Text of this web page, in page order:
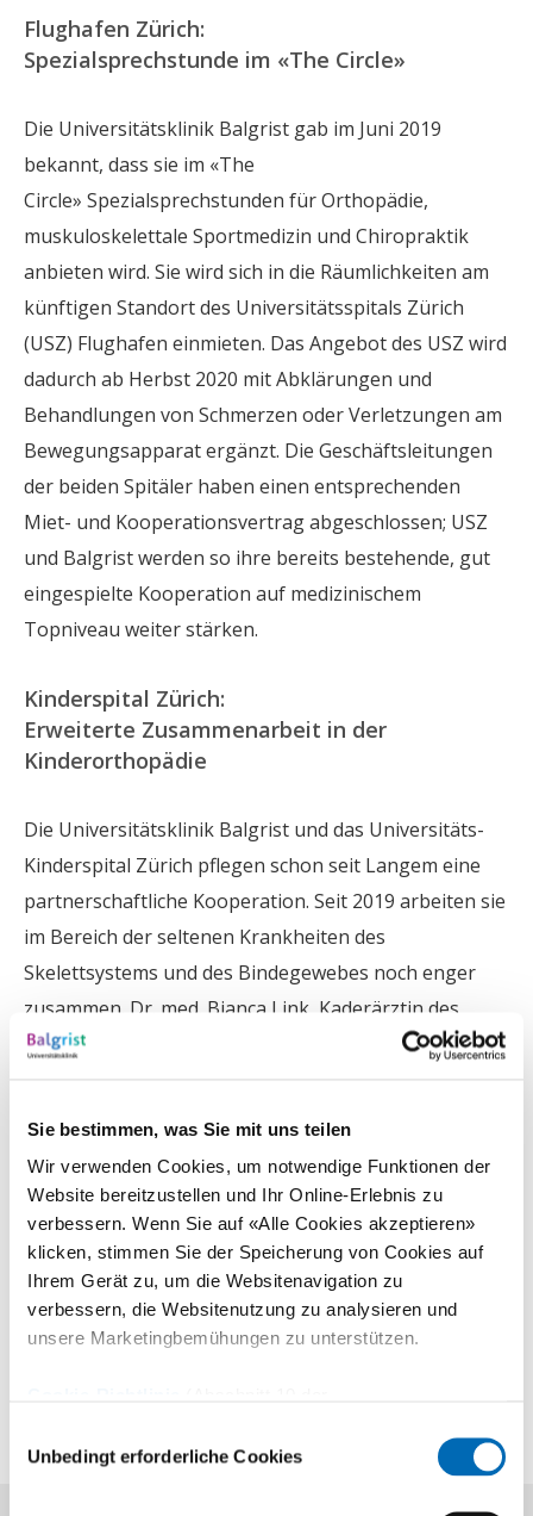
Sie bestimmen, was Sie mit uns teilen
Wir verwenden Cookies, um notwendige Funktionen der
Website bereitzustellen und Ihr Online-Erlebnis zu
verbessern. Wenn Sie auf «Alle Cookies akzeptieren»
klicken, stimmen Sie der Speicherung von Cookies auf
Ihrem Gerät zu, um die Websitenavigation zu
verbessern, die Websitenutzung zu analysieren und
unsere Marketingbemühungen zu unterstützen.
Unbedingt erforderliche Cookies
Flughafen Zürich:
Spezialsprechstunde im «The Circle»
Die Universitätsklinik Balgrist gab im Juni 2019
bekannt, dass sie im «The
Circle» Spezialsprechstunden für Orthopädie,
muskuloskelettale Sportmedizin und Chiropraktik
anbieten wird. Sie wird sich in die Räumlichkeiten am
künftigen Standort des Universitätsspitals Zürich
(USZ) Flughafen einmieten. Das Angebot des USZ wird
dadurch ab Herbst 2020 mit Abklärungen und
Behandlungen von Schmerzen oder Verletzungen am
Bewegungsapparat ergänzt. Die Geschäftsleitungen
der beiden Spitäler haben einen entsprechenden
Miet- und Kooperationsvertrag abgeschlossen; USZ
und Balgrist werden so ihre bereits bestehende, gut
eingespielte Kooperation auf medizinischem
Topniveau weiter stärken.
Kinderspital Zürich:
Erweiterte Zusammenarbeit in der
Kinderorthopädie
Die Universitätsklinik Balgrist und das Universitäts-
Kinderspital Zürich pflegen schon seit Langem eine
partnerschaftliche Kooperation. Seit 2019 arbeiten sie
im Bereich der seltenen Krankheiten des
Skelettsystems und des Bindegewebes noch enger
zusammen. Dr. med. Bianca Link, Kaderärztin des
Universitäts-Kinderspitals, bietet an zwei Tagen pro
Monat in der Universitätsklinik Balgrist eine
intensiven Zusammenarbeit verfolgen die beiden
Spitäler das Ziel, den Bereich der Kinderorthopädie in
Zürich zu stärken und national und international
sowohl klinisch als auch wissenschaftlich
weiterzuentwickeln.